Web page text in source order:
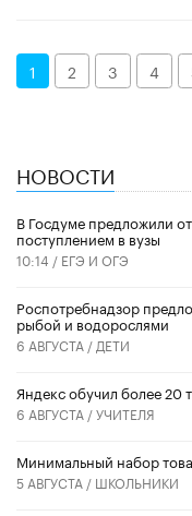
1 2 3 4
НОВОСТИ
В Госдуме предложили
поступлением в вузы
10:14 / ЕГЭ И ОГЭ
Роспотребнадзор
рыбой и водорослями
6 АВГУСТА / ДЕТИ
​Яндекс обучил более 20
6 АВГУСТА /УЧИТЕЛЯ
Минимальный набор
5 АВГУСТА / ШКОЛЬНИКИ